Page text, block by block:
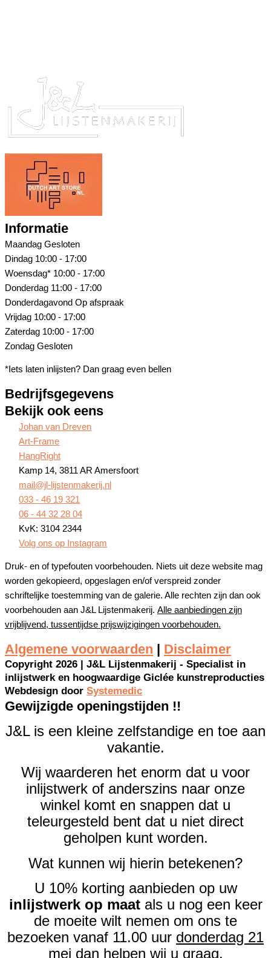
Informatie
Maandag Gesloten
Dindag 10:00 - 17:00
Woensdag* 10:00 - 17:00
Donderdag 11:00 - 17:00
Donderdagavond Op afspraak
Vrijdag 10:00 - 17:00
Zaterdag 10:00 - 17:00
Zondag Gesloten
*Iets laten inlijsten? Dan graag even bellen
Bedrijfsgegevens
Bekijk ook eens
Johan van Dreven
Art-Frame
HangRight
Kamp 14, 3811 AR Amersfoort
mail@jl-lijstenmakerij.nl
033 - 46 19 321
06 - 44 32 28 04
KvK: 3104 2344
Volg ons op Instagram
Druk- en of typefouten voorbehouden. Niets uit deze website mag
worden gekopieerd, opgeslagen en/of verspreid zonder
schriftelijke toestemming van de galerie. Alle rechten zijn dan ook
voorbehouden aan J&L Lijstenmakerij. Alle aanbiedingen zijn
vrijblijvend, tussentijdse prijswijzigingen voorbehouden.
Algemene voorwaarden | Disclaimer
Copyright 2026 | J&L Lijstenmakerij - Specialist in
inlijstwerk en hoogwaardige Giclée kunstreproducties
Webdesign door Systemedic
Gewijzigde openingstijden !!
J&L is een kleine zelfstandige en toe aan
vakantie.
Wij waarderen het enorm dat u voor
inlijstwerk of anderszins naar onze
winkel komt en snappen dat u
teleurgesteld bent dat u niet direct
geholpen kunt worden.
Wat kunnen wij hierin betekenen?
U 10% korting aanbieden op uw
inlijstwerk op maatals u nog een keer
de moeite wilt nemen om ons te
bezoeken vanaf 11.00 uur donderdag 21
mei dan helpen wij u graag.